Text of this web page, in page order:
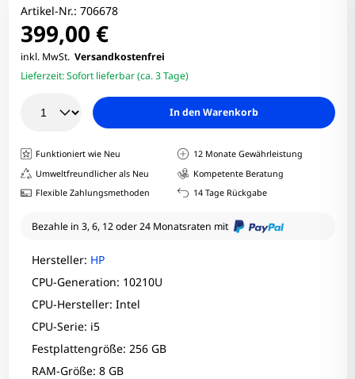
Artikel-Nr.: 706678
399,00 €
inkl. MwSt. Versandkostenfrei
Lieferzeit:Sofort lieferbar (ca. 3 Tage)
In den Warenkorb
Funktioniert wie Neu
12 Monate Gewährleistung
Umweltfreundlicher als Neu
Kompetente Beratung
Flexible Zahlungsmethoden
14 Tage Rückgabe
Bezahle in 3, 6, 12 oder 24 Monatsraten mit
Hersteller: HP
CPU-Generation: 10210U
CPU-Hersteller: Intel
CPU-Serie: i5
Festplattengröße: 256 GB
RAM-Größe: 8 GB